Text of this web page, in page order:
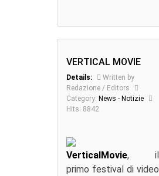
VERTICAL MOVIE
Details:
Written by
Redazione / Editors
Category: News - Notizie
Hits: 8842
VerticalMovie, il
primo festival di video